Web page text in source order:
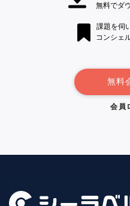
無料でダ
課題を伺
コンシェ
無料
会員